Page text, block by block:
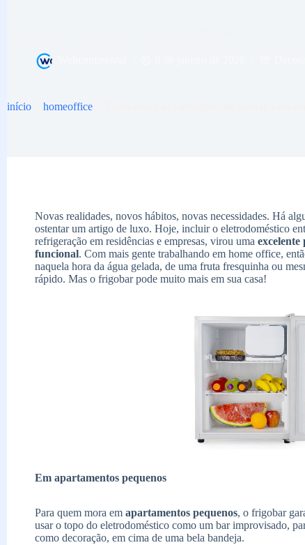
início homeoffice
Novas realidades, novos hábitos, novas necessidades. Há
ostentar um artigo de luxo. Hoje, incluir o eletrodoméstico
refrigeração em residências e empresas, virou uma excelente
funcional. Com mais gente trabalhando em home office,
naquela hora da água gelada, de uma fruta fresquinha ou
rápido. Mas o frigobar pode muito mais em sua casa!
Em apartamentos pequenos
Para quem mora em apartamentos pequenos, o frigobar
usar o topo do eletrodoméstico como um bar improvisado,
como decoração, em cima de uma bela bandeja.